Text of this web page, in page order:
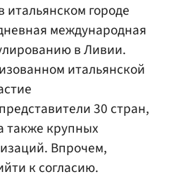
итальянском городе
международная
в Ливии.
итальянской
30 стран,
также крупных
Впрочем,
к согласию.